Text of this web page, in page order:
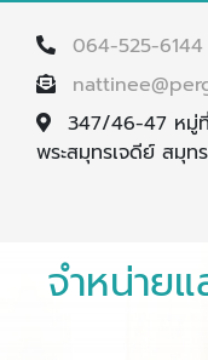
064-525-6144
347/46-47 หมู่
พระสมุทรเจดีย์ สมุท
จำหน่าย